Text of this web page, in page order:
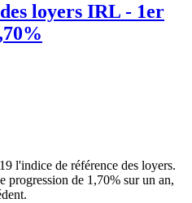
loyers IRL - 1er
l'indice de référence des loyers.
progression de 1,70% sur un an,